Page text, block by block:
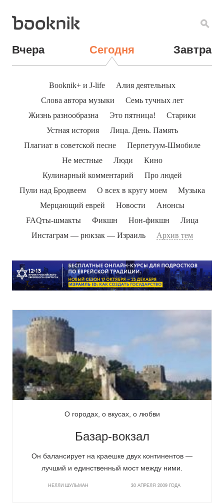
Вчера Сегодня Завтра
Booknik+ и J-life
Алия деятельных
Слова автора музыки
Семь тучных лет
Жизнь разнообразна
Это пятница!
Старики
Устная история
Лица. День. Память
Плагиат в советской песне
Перпетуум-Шмобиле
Не местные
Люди
Кино
Кулинарный комментарий
Про людей
Пули над Бродвеем
О всех в кругу моем
Музыка
Мерцающий еврей
Новости
Анонсы
FAQты-шмакты
Фикшн Нон-фикшн
Лица
Инстаграм — рюкзак — Израиль
Архив тем
О городах, о вкусах, о любви
Базар-вокзал
Он балансирует на краешке двух континентов —
лучший и единственный мост между ними.
НЕЛЛИ ШУЛЬМАН 30 АПРЕЛЯ 2009 ГОДА